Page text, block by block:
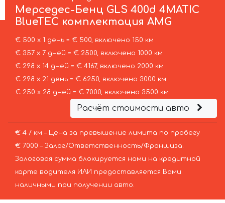
Мерседес-Бенц GLS 400d 4MATIC
BlueTEC комплектация AMG
€ 500 х 1 день = € 500, включено 150 км
€ 357 х 7 дней = € 2500, включено 1000 км
€ 298 х 14 дней = € 4167, включено 2000 км
€ 298 х 21 день = € 6250, включено 3000 км
€ 250 х 28 дней = € 7000, включено 3500 км
Расчёт стоимости авто
€ 4 / км – Цена за превышение лимита по пробегу
€ 7000 – Залог/Ответственность/Франшиза.
Залоговая сумма блокируется нами на кредитной
карте водителя ИЛИ предоставляется Вами
наличными при получении авто.